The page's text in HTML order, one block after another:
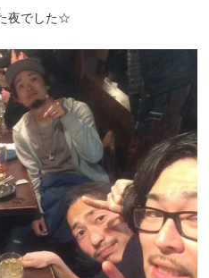
夜でした☆